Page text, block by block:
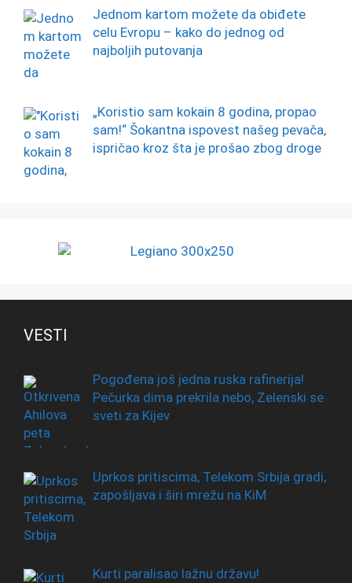
Jednom kartom možete da obiđete
celu Evropu – kako do jednog od
najboljih putovanja
„Koristio sam kokain 8 godina, propao
sam!“ Šokantna ispovest našeg pevača,
ispričao kroz šta je prošao zbog droge
VESTI
Pogođena još jedna ruska rafinerija!
Pečurka dima prekrila nebo, Zelenski se
sveti za Kijev
Uprkos pritiscima, Telekom Srbija gradi,
zapošljava i širi mrežu na KiM
Kurti paralisao lažnu državu!